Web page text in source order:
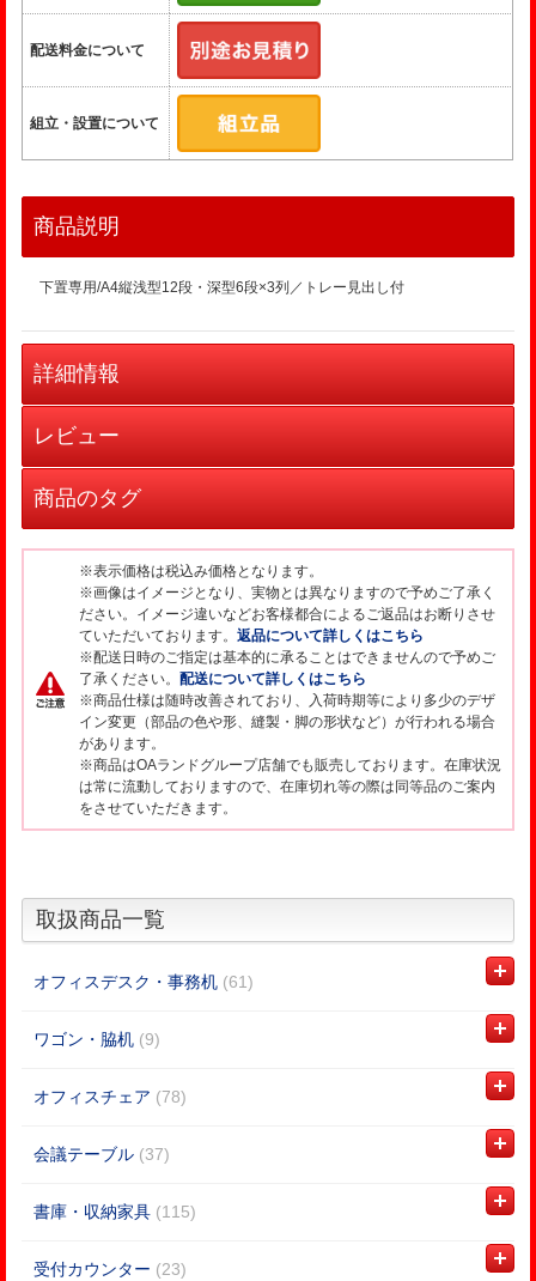
配送料金について
組立・設置について
商品説明
下置専用/A4縦浅型12段・深型6段×3列／トレー見出し付
詳細情報
レビュー
商品のタグ
※表示価格は税込み価格となります。
※画像はイメージとなり、実物とは異なりますので予めご了承く
ださい。イメージ違いなどお客様都合によるご返品はお断りさせ
ていただいております。返品について詳しくはこちら
※配送日時のご指定は基本的に承ることはできませんので予めご
了承ください。 配送について詳しくはこちら
※商品仕様は随時改善されており、入荷時期等により多少のデザ
イン変更（部品の色や形、縫製・脚の形状など）が行われる場合
があります。
※商品はOAランドグループ店舗でも販売しております。在庫状況
は常に流動しておりますので、在庫切れ等の際は同等品のご案内
をさせていただきます。
取扱商品一覧
オフィスデスク・事務机 (61)
ワゴン・脇机 (9)
オフィスチェア (78)
会議テーブル (37)
書庫・収納家具 (115)
受付カウンター (23)